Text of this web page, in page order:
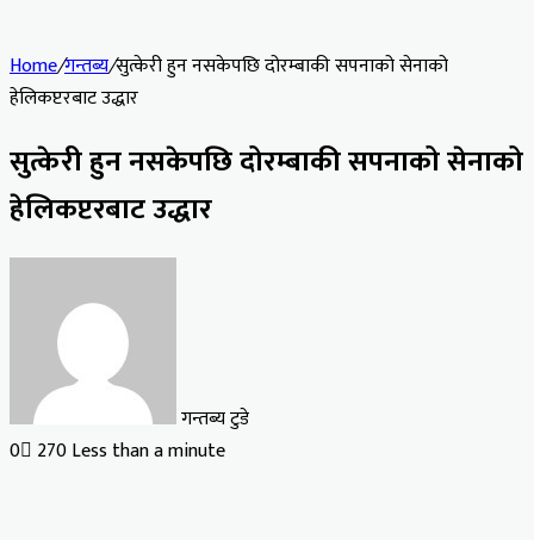
Home/गन्तब्य/सुत्केरी हुन नसकेपछि दोरम्बाकी सपनाको सेनाको
हेलिकप्टरबाट उद्धार
सुत्केरी हुन नसकेपछि दोरम्बाकी सपनाको सेनाको
हेलिकप्टरबाट उद्धार
गन्तब्य टुडे
0 270Less than a minute